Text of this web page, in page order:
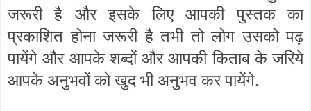
जरूरी है और इसके लिए आपकी पुस्तक का
प्रकाशित होना जरूरी है तभी तो लोग उसको पढ़
पायेंगे और आपके शब्दों और आपकी किताब के जरिये
आपके अनुभवों को खुद भी अनुभव कर पायेंगे.